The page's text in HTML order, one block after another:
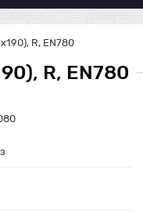
R, EN780
R, EN780